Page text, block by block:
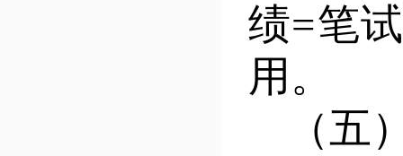
绩=笔
用。
（五